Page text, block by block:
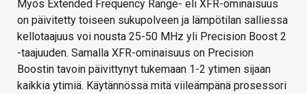
Myös Extended Frequency Range- eli XFR-ominaisuus
on päivitetty toiseen sukupolveen ja lämpötilan salliessa
kellotaajuus voi nousta 25-50 MHz yli Precision Boost 2
-taajuuden. Samalla XFR-ominaisuus on Precision
Boostin tavoin päivittynyt tukemaan 1-2 ytimen sijaan
kaikkia ytimiä. Käytännössä mitä viileämpänä prosessori